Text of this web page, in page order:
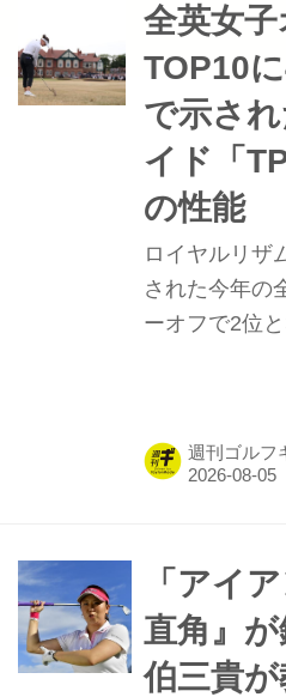
のキャディを
終えて首位と
的に7位タイ
を、オールド
振り返る。
全英女
TOP10
で示さ
イド「
の性能
ロイヤルリザ
された今年の
ーオフで2位
ンで発揮され
週刊ゴルフ
「アイ
直角』
伯三貴